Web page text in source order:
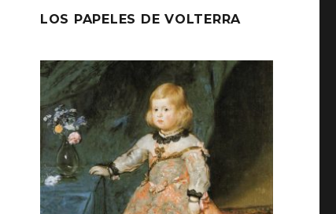
LOS PAPELES DE VOLTERRA